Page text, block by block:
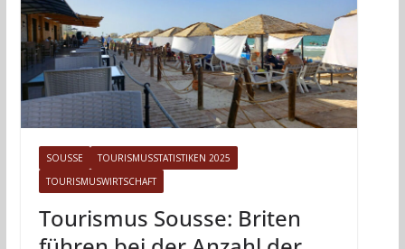
SOUSSE
TOURISMUSSTATISTIKEN 2025
TOURISMUSWIRTSCHAFT
Tourismus Sousse: Briten